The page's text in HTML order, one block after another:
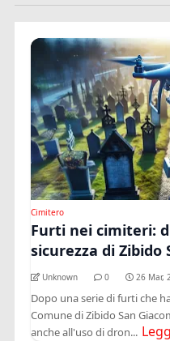
Cimitero
Furti nei cimiteri:
sicurezza di Zibido
Unknown 0 26 Mar,
Dopo una serie di furti che
Comune di Zibido San
anche all'uso di dron...